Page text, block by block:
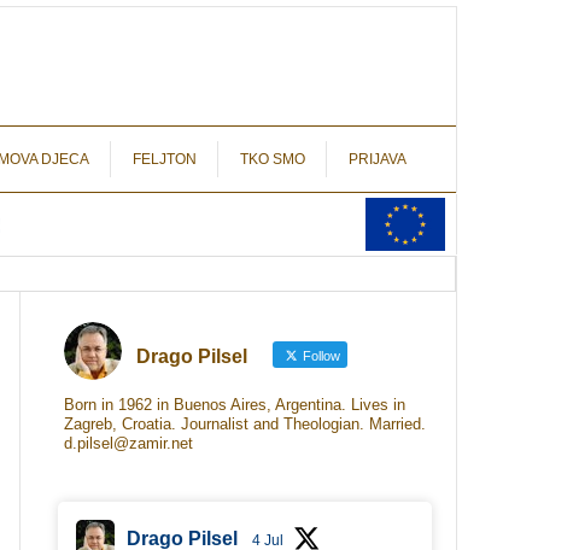
DJECA FELJTON TKO SMO PRIJAVA
Drago Pilsel Follow
Born in 1962 in Buenos Aires, Argentina. Lives in
Zagreb, Croatia. Journalist and Theologian. Married.
d.pilsel@zamir.net
Drago Pilsel 4 Jul